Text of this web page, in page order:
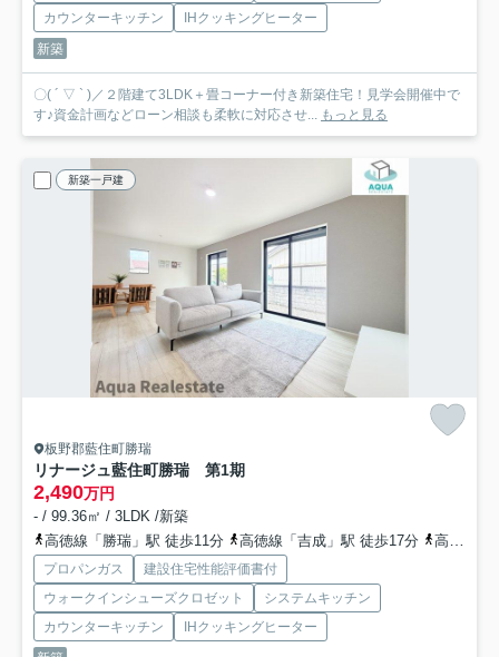
カウンターキッチン
IHクッキングヒーター
新築
〇( ´ ▽ ` )／２階建て3LDK＋畳コーナー付き新築住宅！見学会開催中で
す♪資金計画などローン相談も柔軟に対応させ...
もっと見る
新築一戸建
板野郡藍住町勝瑞
リナージュ藍住町勝瑞 第1期
2,490万円
- / 99.36㎡ / 3LDK /新築
高徳線「勝瑞」駅 徒歩11分
高徳線「吉成」駅 徒歩17分 高徳線「池谷」駅 徒歩51分
プロパンガス
建設住宅性能評価書付
ウォークインシューズクロゼット
システムキッチン
カウンターキッチン
IHクッキングヒーター